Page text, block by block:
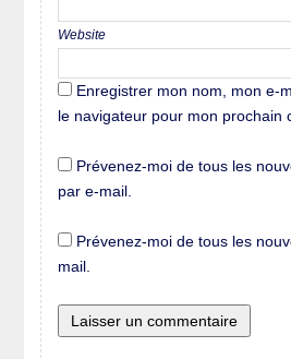
Website
Enregistrer mon nom, mon e-
le navigateur pour mon prochain
Prévenez-moi de tous les
par e-mail.
Prévenez-moi de tous les
mail.